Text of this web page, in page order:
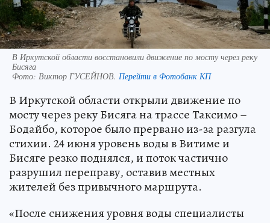
В Иркутской области восстановили движение по мосту через реку
Бисяга
Фото: Виктор ГУСЕЙНОВ. Перейти в Фотобанк КП
В Иркутской области открыли движение по
мосту через реку Бисяга на трассе Таксимо –
Бодайбо, которое было прервано из-за разгула
стихии. 24 июня уровень воды в Витиме и
Бисяге резко поднялся, и поток частично
разрушил переправу, оставив местных
жителей без привычного маршрута.
«После снижения уровня воды специалисты